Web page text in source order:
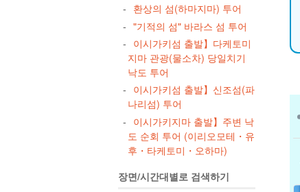
환상의 섬(하마지마) 투어
"기적의 섬" 바라스 섬 투어
이시가키섬 출발】다케토미
지마 관광(물소차) 당일치기
낙도 투어
이시가키섬 출발】신조섬(파
나리섬) 투어
이시가키지마 출발】주변 낙
도 순회 투어 (이리오모테・유
후・타케토미・오하마)
장면/시간대별로 검색하기